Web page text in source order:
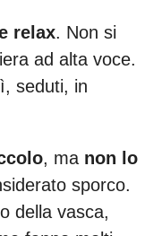
relax. Non si
ad alta voce.
seduti, in
, ma non lo
sporco.
della vasca,